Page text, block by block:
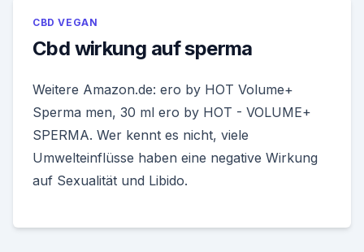
CBD VEGAN
Cbd wirkung auf sperma
Weitere Amazon.de: ero by HOT Volume+
Sperma men, 30 ml ero by HOT - VOLUME+
SPERMA. Wer kennt es nicht, viele
Umwelteinflüsse haben eine negative Wirkung
auf Sexualität und Libido.